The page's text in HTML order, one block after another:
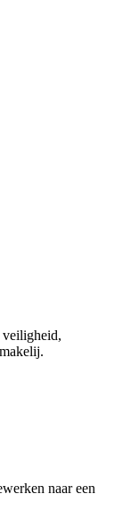
veiligheid,
naar een